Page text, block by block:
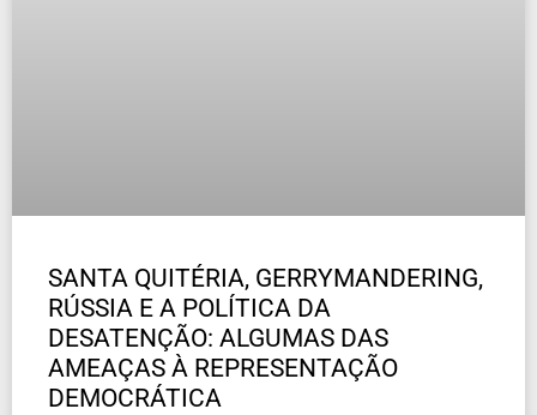
SANTA QUITÉRIA, GERRYMANDERING,
RÚSSIA E A POLÍTICA DA
DESATENÇÃO: ALGUMAS DAS
AMEAÇAS À REPRESENTAÇÃO
DEMOCRÁTICA